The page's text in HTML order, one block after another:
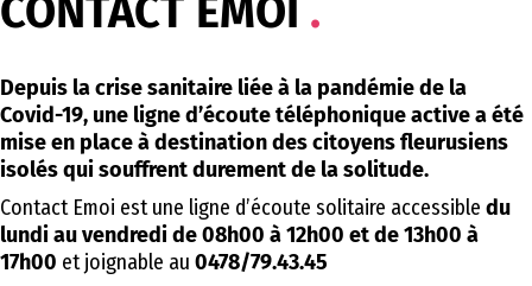
CONTACT EMOI
Depuis la crise sanitaire liée à la pandémie de la
Covid-19, une ligne d’écoute téléphonique active a été
mise en place à destination des citoyens fleurusiens
isolés qui souffrent durement de la solitude.
Contact Emoi est une ligne d’écoute solitaire accessible du
lundi au vendredi de 08h00 à 12h00 et de 13h00 à
17h00 et joignable au 0478/79.43.45